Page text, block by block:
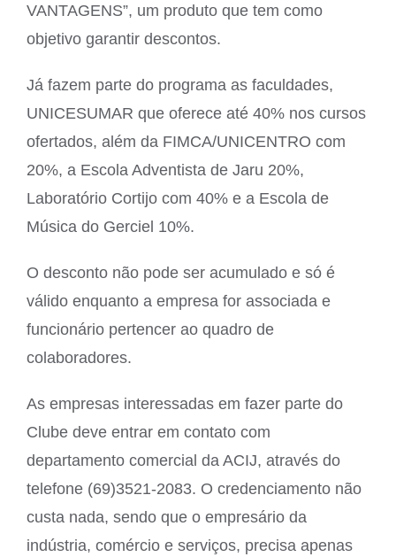
VANTAGENS”, um produto que tem como
objetivo garantir descontos.
Já fazem parte do programa as faculdades,
UNICESUMAR que oferece até 40% nos cursos
ofertados, além da FIMCA/UNICENTRO com
20%, a Escola Adventista de Jaru 20%,
Laboratório Cortijo com 40% e a Escola de
Música do Gerciel 10%.
O desconto não pode ser acumulado e só é
válido enquanto a empresa for associada e
funcionário pertencer ao quadro de
colaboradores.
As empresas interessadas em fazer parte do
Clube deve entrar em contato com
departamento comercial da ACIJ, através do
telefone (69)3521-2083. O credenciamento não
custa nada, sendo que o empresário da
indústria, comércio e serviços, precisa apenas